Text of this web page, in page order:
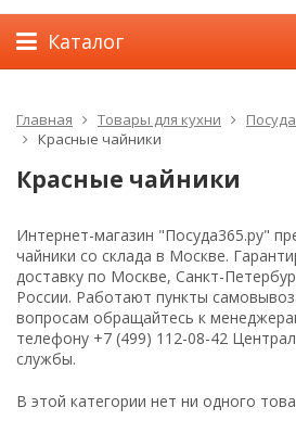
Каталог
Главная Товары для кухни
Красные чайники
Красные чайники
Интернет-магазин "Посуда365.ру"
чайники со склада в Москве.
доставку по Москве, Санкт-
России. Работают пункты
вопросам обращайтесь к
телефону +7 (499) 112-08-42
службы.
В этой категории нет ни одного